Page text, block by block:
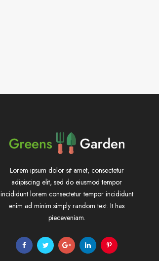
Lorem ipsum dolor sit amet, consectetur
adipiscing elit, sed do eiusmod tempor
incididunt lorem consectetur tempor incididunt
enim ad minim simply random text. It has
pieceveniam.